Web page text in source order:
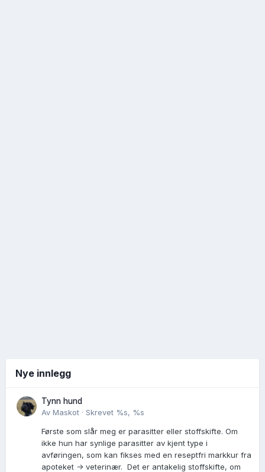
Nye innlegg
Tynn hund
Av Maskot · Skrevet %s, %s
Første som slår meg er parasitter eller stoffskifte. Om
ikke hun har synlige parasitter av kjent type i
avføringen, som kan fikses med en reseptfri markkur fra
apoteket -> veterinær. Det er antakelig stoffskifte, om